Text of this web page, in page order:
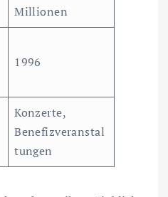
Millionen
1996
Konzerte,
Benefizveranstal
tungen